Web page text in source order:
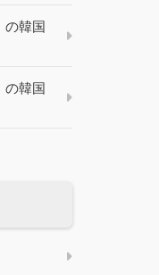
の韓国
の韓国